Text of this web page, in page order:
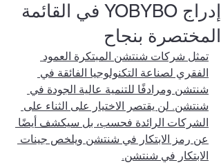
إدراج YOBYBO في القائمة
المختصرة بنجاح
تمثل شركات شنتشن المبتكرة العمود
الفقري لصناعة التكنولوجيا الفائقة في
شنتشن ومرادفًا للتنمية عالية الجودة في
شنتشن. لن يقتصر الاختيار على الثناء على
الشركات الرائدة فحسب، بل سيكشف أيضًا
عن رمز الابتكار في شنتشن ويلخص جينات
الابتكار في شنتشن.